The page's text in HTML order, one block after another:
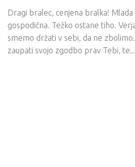
Dragi bralec, cenjena bralka!
gospodična. Težko ostane tiho.
smemo držati v sebi, da ne
zaupati svojo zgodbo prav Tebi, te...